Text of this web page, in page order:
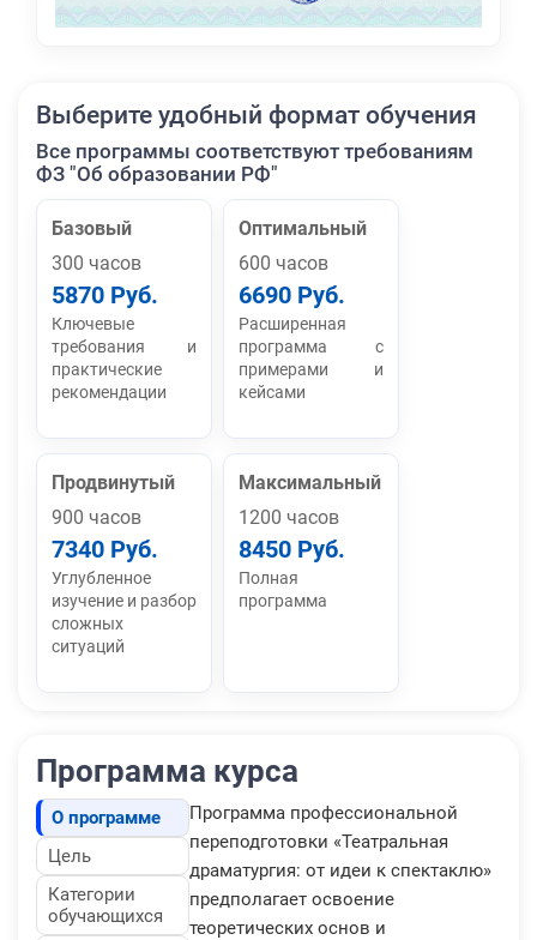
Выберите удобный формат обучения
Все программы соответствуют требованиям
ФЗ "Об образовании РФ"
Базовый
300 часов
5870 Руб.
Ключевые
требования и
практические
рекомендации
Оптимальный
600 часов
6690 Руб.
Расширенная
программа с
примерами и
кейсами
Продвинутый
900 часов
7340 Руб.
Углубленное
изучение и разбор
сложных
ситуаций
Максимальный
1200 часов
8450 Руб.
Полная
программа
Программа курса
О программе
Цель
Категории
обучающихся
Программа профессиональной
переподготовки «Театральная
драматургия: от идеи к спектаклю»
предполагает освоение
теоретических основ и